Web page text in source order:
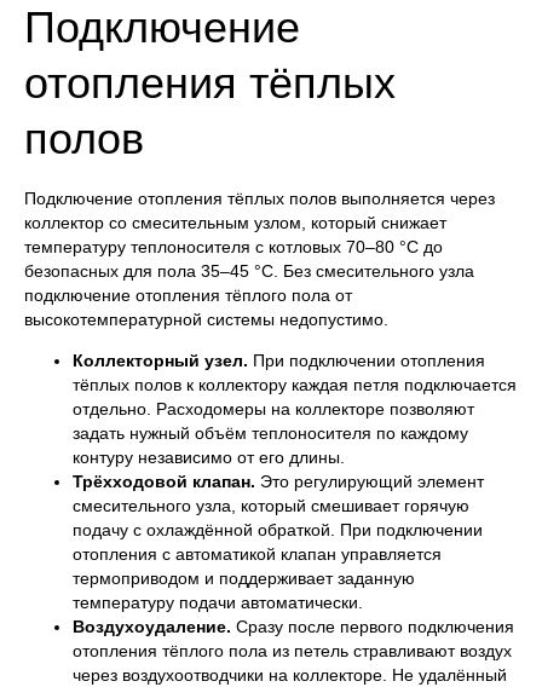
Подключение
отопления тёплых
полов
Подключение отопления тёплых полов выполняется через
коллектор со смесительным узлом, который снижает
температуру теплоносителя с котловых 70–80 °C до
безопасных для пола 35–45 °C. Без смесительного узла
подключение отопления тёплого пола от
высокотемпературной системы недопустимо.
Коллекторный узел. При подключении отопления
тёплых полов к коллектору каждая петля подключается
отдельно. Расходомеры на коллекторе позволяют
задать нужный объём теплоносителя по каждому
контуру независимо от его длины.
Трёхходовой клапан. Это регулирующий элемент
смесительного узла, который смешивает горячую
подачу с охлаждённой обраткой. При подключении
отопления с автоматикой клапан управляется
термоприводом и поддерживает заданную
температуру подачи автоматически.
Воздухоудаление. Сразу после первого подключения
отопления тёплого пола из петель стравливают воздух
через воздухоотводчики на коллекторе. Не удалённый